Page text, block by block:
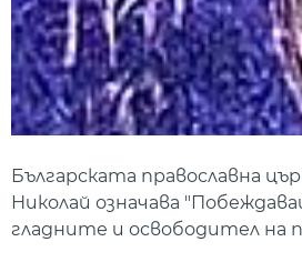
Българската православна
Николай означава
гладните и освободител на